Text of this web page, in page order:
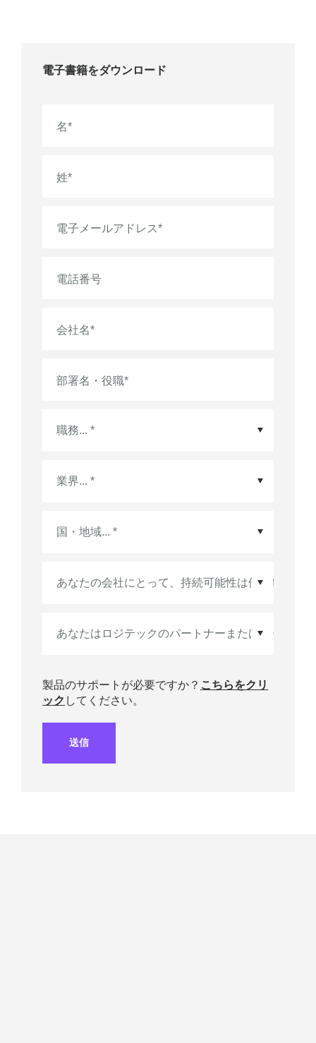
電子書籍をダウンロード
名*
姓*
電子メールアドレス*
電話番号
会社名*
部署名・役職*
国・地域
製品のサポートが必要ですか？ こちらをクリ
ック してください。
送信